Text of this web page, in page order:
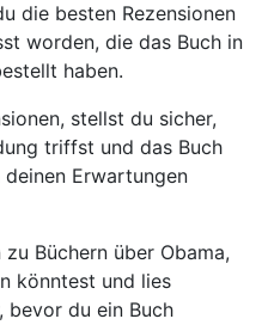
die besten Rezensionen
worden, die das Buch in
haben.
stellst du sicher,
triffst und das Buch
Erwartungen
Büchern über Obama,
könntest und lies
bevor du ein Buch